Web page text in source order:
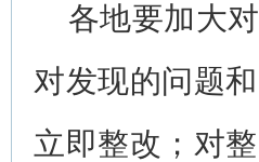
各地要加大
对发现的问题
立即整改；对